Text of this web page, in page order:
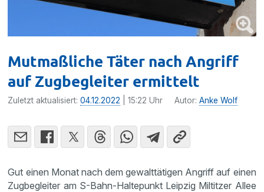
Mutmaßliche Täter nach Angriff
auf Zugbegleiter ermittelt
Zuletzt aktualisiert:04.12.2022 | 15:22 Uhr Autor:Anke Wolf
Gut einen Monat nach dem gewalttätigen Angriff auf einen
Zugbegleiter am S-Bahn-Haltepunkt Leipzig Miltitzer Allee